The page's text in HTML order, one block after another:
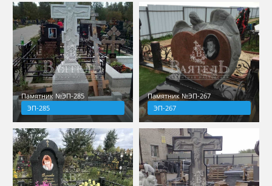
Памятник №ЭП-285
ЭП-285
Памятник №ЭП-267
ЭП-267